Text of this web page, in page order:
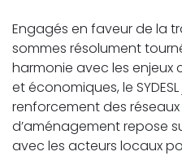
Engagés en faveur de la
sommes résolument
harmonie avec les enjeux
et économiques, le
renforcement des
d’aménagement repose
avec les acteurs locaux